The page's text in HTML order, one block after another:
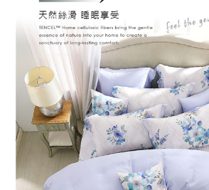
４．使用「AFTEE先享後付」時，將依據個別帳號
時審查核予不同之上限額度；若仍有額度不足之情
請求用戶進行身份認證。
５．嚴禁一人註冊多個帳號或使用他人資訊註冊。
恩沛科技股份有限公司將有權停止該用戶之使用額